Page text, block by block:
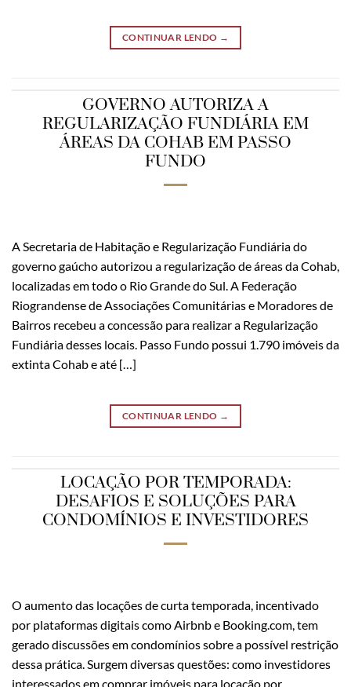
CONTINUAR LENDO →
GOVERNO AUTORIZA A
REGULARIZAÇÃO FUNDIÁRIA EM
ÁREAS DA COHAB EM PASSO
FUNDO
A Secretaria de Habitação e Regularização Fundiária do
governo gaúcho autorizou a regularização de áreas da Cohab,
localizadas em todo o Rio Grande do Sul. A Federação
Riograndense de Associações Comunitárias e Moradores de
Bairros recebeu a concessão para realizar a Regularização
Fundiária desses locais. Passo Fundo possui 1.790 imóveis da
extinta Cohab e até […]
CONTINUAR LENDO →
LOCAÇÃO POR TEMPORADA:
DESAFIOS E SOLUÇÕES PARA
CONDOMÍNIOS E INVESTIDORES
O aumento das locações de curta temporada, incentivado
por plataformas digitais como Airbnb e Booking.com, tem
gerado discussões em condomínios sobre a possível restrição
dessa prática. Surgem diversas questões: como investidores
interessados em comprar imóveis para locação por